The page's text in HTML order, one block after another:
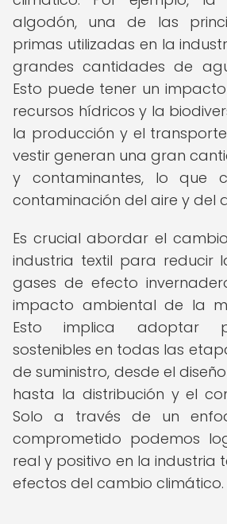
algodón, una de las
primas utilizadas en la
grandes cantidades de
Esto puede tener un
recursos hídricos y la
la producción y el
vestir generan una gran
y contaminantes, lo que
contaminación del aire y del
Es crucial abordar el
industria textil para reducir
gases de efecto
impacto ambiental de la
Esto implica adoptar
sostenibles en todas las
de suministro, desde el
hasta la distribución y el
Solo a través de un
comprometido podemos
real y positivo en la industria
efectos del cambio climático.